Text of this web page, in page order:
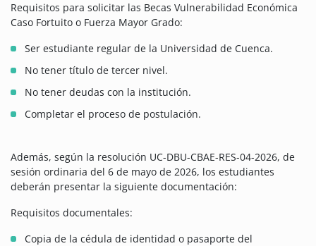
Requisitos para solicitar las Becas Vulnerabilidad Económica
Caso Fortuito o Fuerza Mayor Grado:
Ser estudiante regular de la Universidad de Cuenca.
No tener título de tercer nivel.
No tener deudas con la institución.
Completar el proceso de postulación.
Además, según la resolución UC-DBU-CBAE-RES-04-2026, de
sesión ordinaria del 6 de mayo de 2026, los estudiantes
deberán presentar la siguiente documentación:
Requisitos documentales:
Copia de la cédula de identidad o pasaporte del